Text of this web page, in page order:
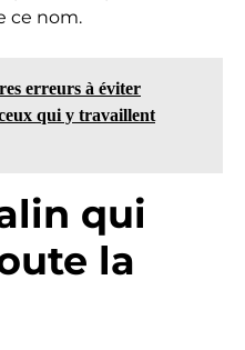
ce nom.
erreurs à éviter
qui y travaillent
qui
la